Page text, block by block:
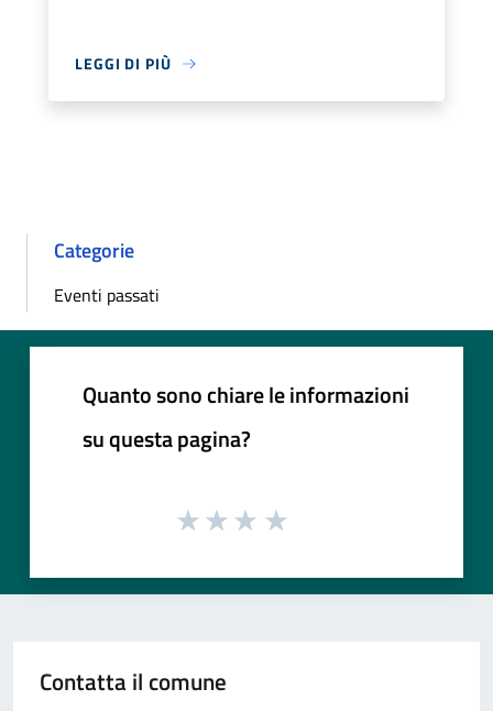
LEGGI DI PIÙ
Categorie
Eventi passati
Quanto sono chiare le informazioni
su questa pagina?
Contatta il comune